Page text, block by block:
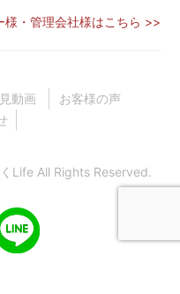
様・管理会社様はこちら >>
動画
お客様の声
Life All Rights Reserved.